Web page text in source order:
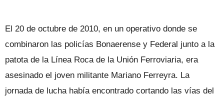
El 20 de octubre de 2010, en un operativo donde se
combinaron las policías Bonaerense y Federal junto a la
patota de la Línea Roca de la Unión Ferroviaria, era
asesinado el joven militante Mariano Ferreyra. La
jornada de lucha había encontrado cortando las vías del